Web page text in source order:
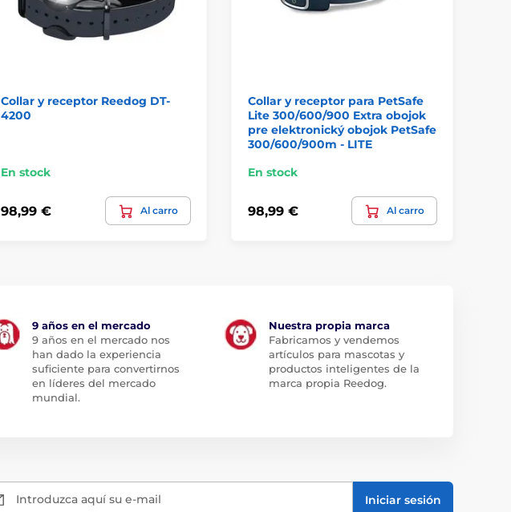
Collar y receptor Reedog DT-
4200
En stock
98,99 € Al carro
Collar y receptor para PetSafe
Lite 300/600/900 Extra obojok
pre elektronický obojok PetSafe
300/600/900m - LITE
En stock
98,99 € Al carro
9 años en el mercado
9 años en el mercado nos
han dado la experiencia
suficiente para convertirnos
en líderes del mercado
mundial.
Nuestra propia marca
Fabricamos y vendemos
artículos para mascotas y
productos inteligentes de la
marca propia Reedog.
Introduzca aquí su e-mail Iniciar sesión